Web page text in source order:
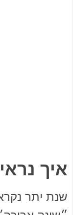
איך
שנת יתר